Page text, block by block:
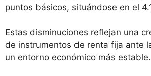
puntos básicos, situándose en el
Estas disminuciones reflejan una
de instrumentos de renta fija ante
un entorno económico más estable.